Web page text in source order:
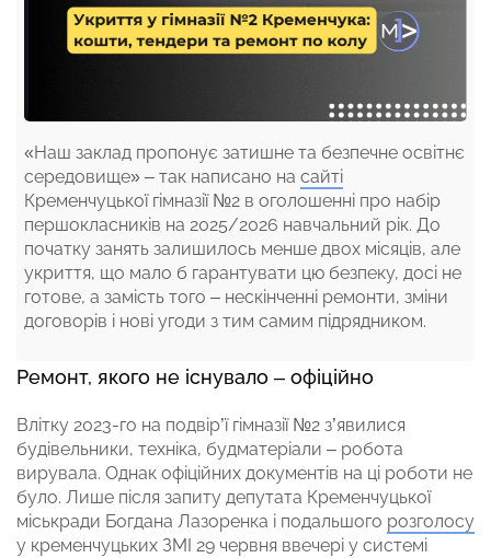
«Наш заклад пропонує затишне та безпечне освітнє
середовище» – так написано на сайті
Кременчуцької гімназії №2 в оголошенні про набір
першокласників на 2025/2026 навчальний рік. До
початку занять залишилось менше двох місяців, але
укриття, що мало б гарантувати цю безпеку, досі не
готове, а замість того – нескінченні ремонти, зміни
договорів і нові угоди з тим самим підрядником.
Ремонт, якого не існувало – офіційно
Влітку 2023-го на подвір’ї гімназії №2 з’явилися
будівельники, техніка, будматеріали – робота
вирувала. Однак офіційних документів на ці роботи не
було. Лише після запиту депутата Кременчуцької
міськради Богдана Лазоренка і подальшого розголосу
у кременчуцьких ЗМІ 29 червня ввечері у системі